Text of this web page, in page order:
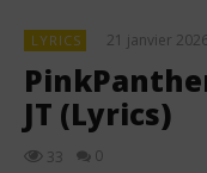
LYRICS 21 janvier
JT (Lyrics)
33 0